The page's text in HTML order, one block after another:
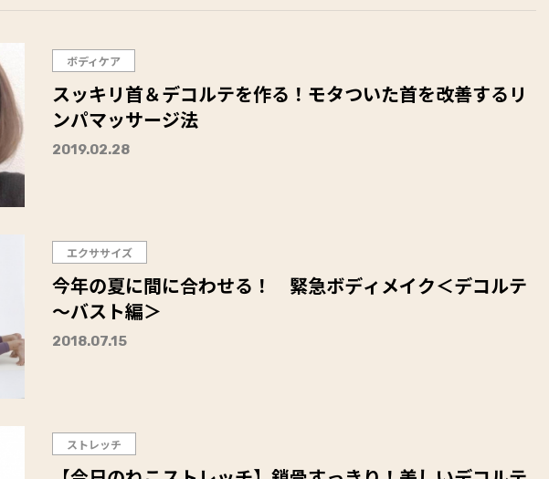
ボディケア
スッキリ首＆デコルテを作る！モタついた首を改善するリ
ンパマッサージ法
2019.02.28
エクササイズ
今年の夏に間に合わせる！ 緊急ボディメイク＜デコルテ
～バスト編＞
2018.07.15
ストレッチ